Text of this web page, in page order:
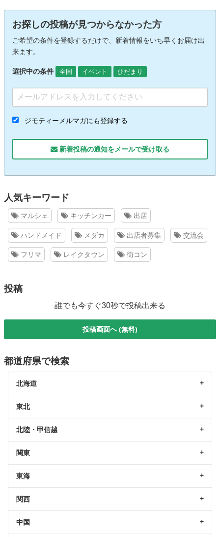
お探しの投稿が見つからなかった方
ご希望の条件を登録するだけで、新着情報をいち早くお届け出
来ます。
選択中の条件 全国 イベント ひだまり
ジモティーメルマガにも登録する
新着投稿の通知をメールで受け取る
人気キーワード
マルシェ キッチンカー 出店
ハンドメイド メダカ 出店者募集 交流会
フリマ レイクタウン 街コン
投稿
誰でも今すぐ30秒で投稿出来る
投稿画面へ (無料)
都道府県で検索
北海道
東北
北陸・甲信越
関東
東海
関西
中国